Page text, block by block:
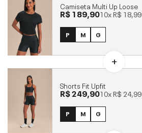
Camiseta Multi Up Loose
R$ 189,9010xR$ 18,99
P M G
Shorts Fit Upfit
R$ 249,9010xR$ 24,99
P M G